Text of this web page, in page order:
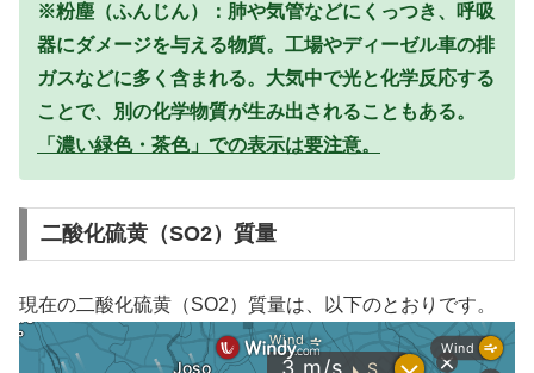
※粉塵（ふんじん）：肺や気管などにくっつき、呼吸
器にダメージを与える物質。工場やディーゼル車の排
ガスなどに多く含まれる。大気中で光と化学反応する
ことで、別の化学物質が生み出されることもある。
「濃い緑色・茶色」での表示は要注意。
二酸化硫黄（SO2）質量
現在の二酸化硫黄（SO2）質量は、以下のとおりです。